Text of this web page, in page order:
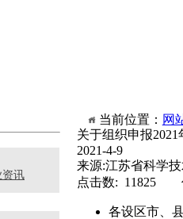
当前位置： 网
关于组织申报
2021-4-9
来源:江苏省科学
点击数: 11825
各设区市、
资讯